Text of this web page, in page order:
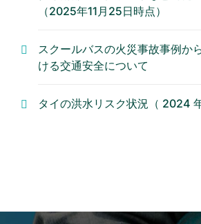
（2025年11月25日時点）
スクールバスの火災事故事例か
ける交通安全について
タイの洪水リスク状況（ 2024